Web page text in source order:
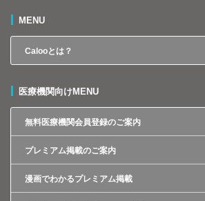
MENU
Calooとは？
医療機関向けMENU
無料医療機関会員登録のご案内
プレミアム掲載のご案内
漫画でわかるプレミアム掲載